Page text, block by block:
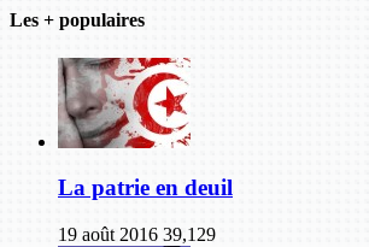
Les + populaires
La patrie en deuil
19 août 2016 39,129